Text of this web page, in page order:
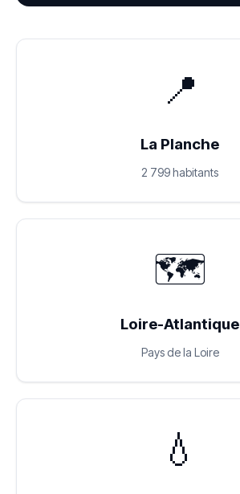
📍
La Planche
2 799 habitants
🗺️
Loire-Atlantique
Pays de la Loire
💧